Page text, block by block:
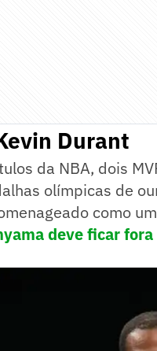
Durant
da NBA, dois
olímpicas de
como
deve ficar